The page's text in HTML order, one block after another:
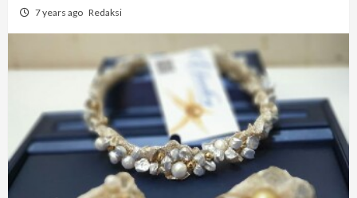
7 years ago Redaksi